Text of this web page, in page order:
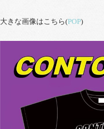
大きな画像はこちら(POP)